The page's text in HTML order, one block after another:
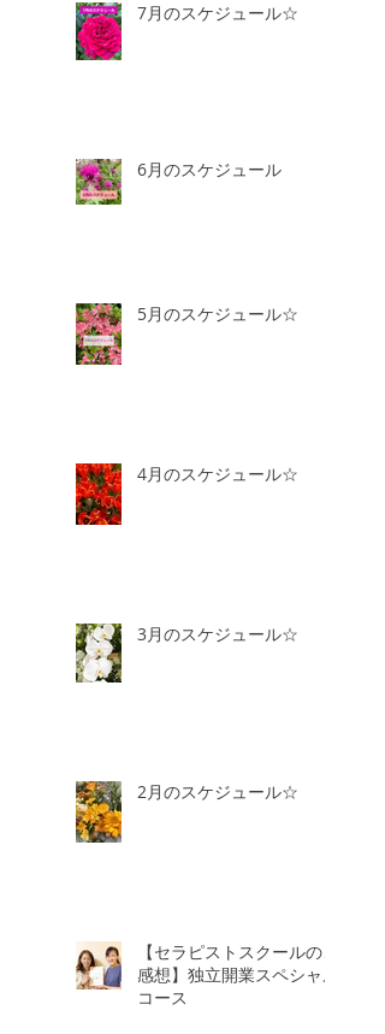
7月のスケジュール☆
6月のスケジュール
5月のスケジュール☆
4月のスケジュール☆
3月のスケジュール☆
2月のスケジュール☆
【セラピストスクールのご
感想】独立開業スペシャル
コース